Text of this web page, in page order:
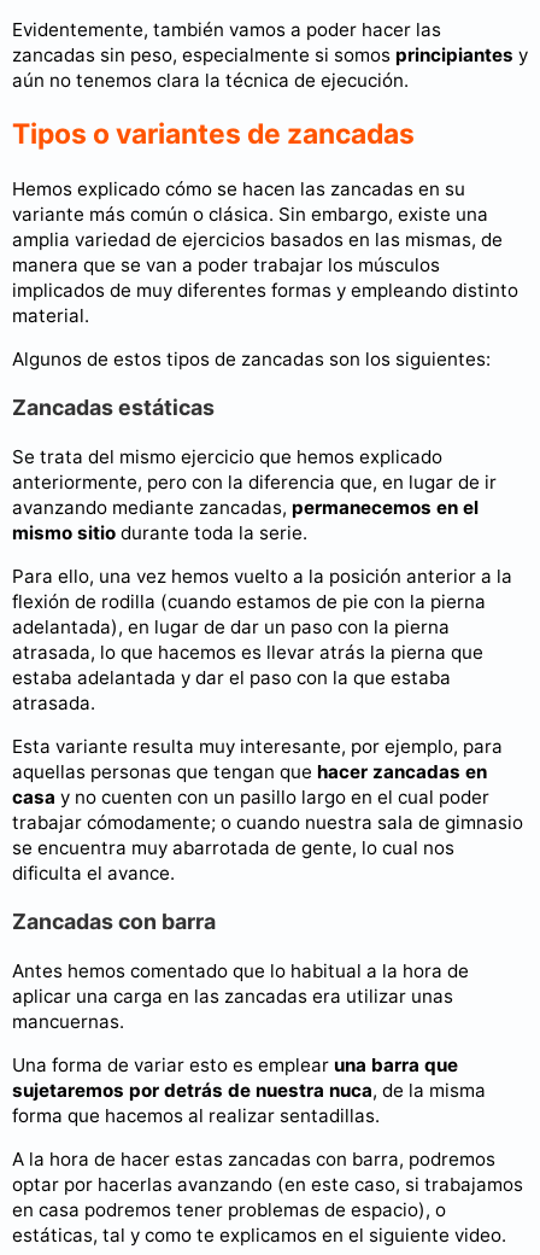
Evidentemente, también vamos a poder hacer las
zancadas sin peso, especialmente si somos principiantes y
aún no tenemos clara la técnica de ejecución.
Tipos o variantes de zancadas
Hemos explicado cómo se hacen las zancadas en su
variante más común o clásica. Sin embargo, existe una
amplia variedad de ejercicios basados en las mismas, de
manera que se van a poder trabajar los músculos
implicados de muy diferentes formas y empleando distinto
material.
Algunos de estos tipos de zancadas son los siguientes:
Zancadas estáticas
Se trata del mismo ejercicio que hemos explicado
anteriormente, pero con la diferencia que, en lugar de ir
avanzando mediante zancadas, permanecemos en el
mismo sitio durante toda la serie.
Para ello, una vez hemos vuelto a la posición anterior a la
flexión de rodilla (cuando estamos de pie con la pierna
adelantada), en lugar de dar un paso con la pierna
atrasada, lo que hacemos es llevar atrás la pierna que
estaba adelantada y dar el paso con la que estaba
atrasada.
Esta variante resulta muy interesante, por ejemplo, para
aquellas personas que tengan que hacer zancadas en
casa y no cuenten con un pasillo largo en el cual poder
trabajar cómodamente; o cuando nuestra sala de gimnasio
se encuentra muy abarrotada de gente, lo cual nos
dificulta el avance.
Zancadas con barra
Antes hemos comentado que lo habitual a la hora de
aplicar una carga en las zancadas era utilizar unas
mancuernas.
Una forma de variar esto es emplear una barra que
sujetaremos por detrás de nuestra nuca, de la misma
forma que hacemos al realizar sentadillas.
A la hora de hacer estas zancadas con barra, podremos
optar por hacerlas avanzando (en este caso, si trabajamos
en casa podremos tener problemas de espacio), o
estáticas, tal y como te explicamos en el siguiente video.